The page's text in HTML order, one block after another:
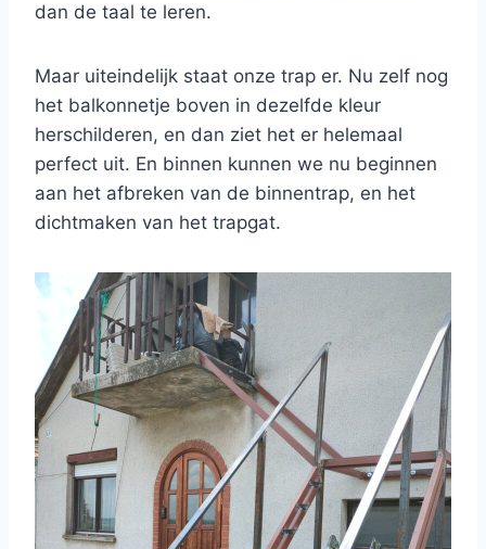
dan de taal te leren.
Maar uiteindelijk staat onze trap er. Nu zelf nog
het balkonnetje boven in dezelfde kleur
herschilderen, en dan ziet het er helemaal
perfect uit. En binnen kunnen we nu beginnen
aan het afbreken van de binnentrap, en het
dichtmaken van het trapgat.